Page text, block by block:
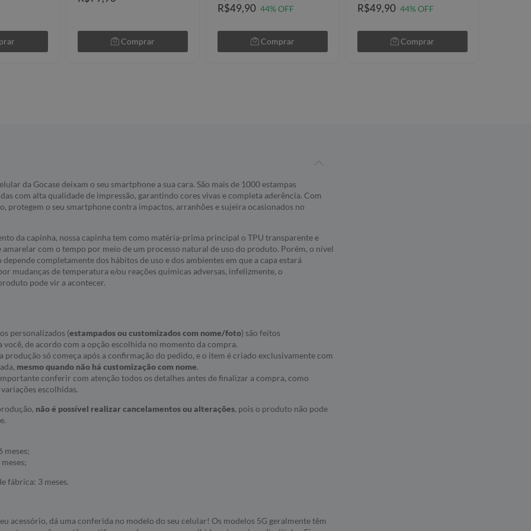
Comprar
R$49,90 44% OFF
Comprar
R$49,90 44% OFF
Comprar
da Gocase deixam o seu smartphone a sua cara. São mais de 1000 estampas
com alta qualidade de impressão, garantindo cores vivas e completa aderência. Com
protegem o seu smartphone contra impactos, arranhões e sujeira ocasionados no
da capinha, nossa capinha tem como matéria-prima principal o TPU transparente e
amarelar com o tempo por meio de um processo natural de uso do produto. Porém, o nível
completamente dos hábitos de uso e dos ambientes em que a capa estará
mudanças de temperatura e/ou reações químicas adversas, infelizmente, o
pode vir a acontecer.
personalizados (estampados ou customizados com nome/foto) são feitos
você, de acordo com a opção escolhida no momento da compra.
produção só começa após a confirmação do pedido, e o item é criado exclusivamente com
mesmo quando não há customização com nome.
conferir com atenção todos os detalhes antes de finalizar a compra, como
escolhidas.
não é possível realizar cancelamentos ou alterações, pois o produto não pode
meses;
fábrica: 3 meses.
acessório, dá uma conferida no modelo do seu celular! Os modelos 5G geralmente têm